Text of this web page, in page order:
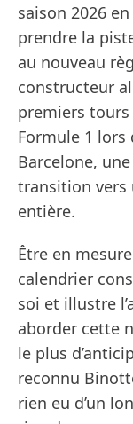
saison 2026
prendre la
au nouveau
constructeur
premiers
Formule 1 lors
Barcelone,
transition vers
entière.
Être en
calendrier
soi et illustre
aborder cette
le plus
reconnu
rien eu d’un